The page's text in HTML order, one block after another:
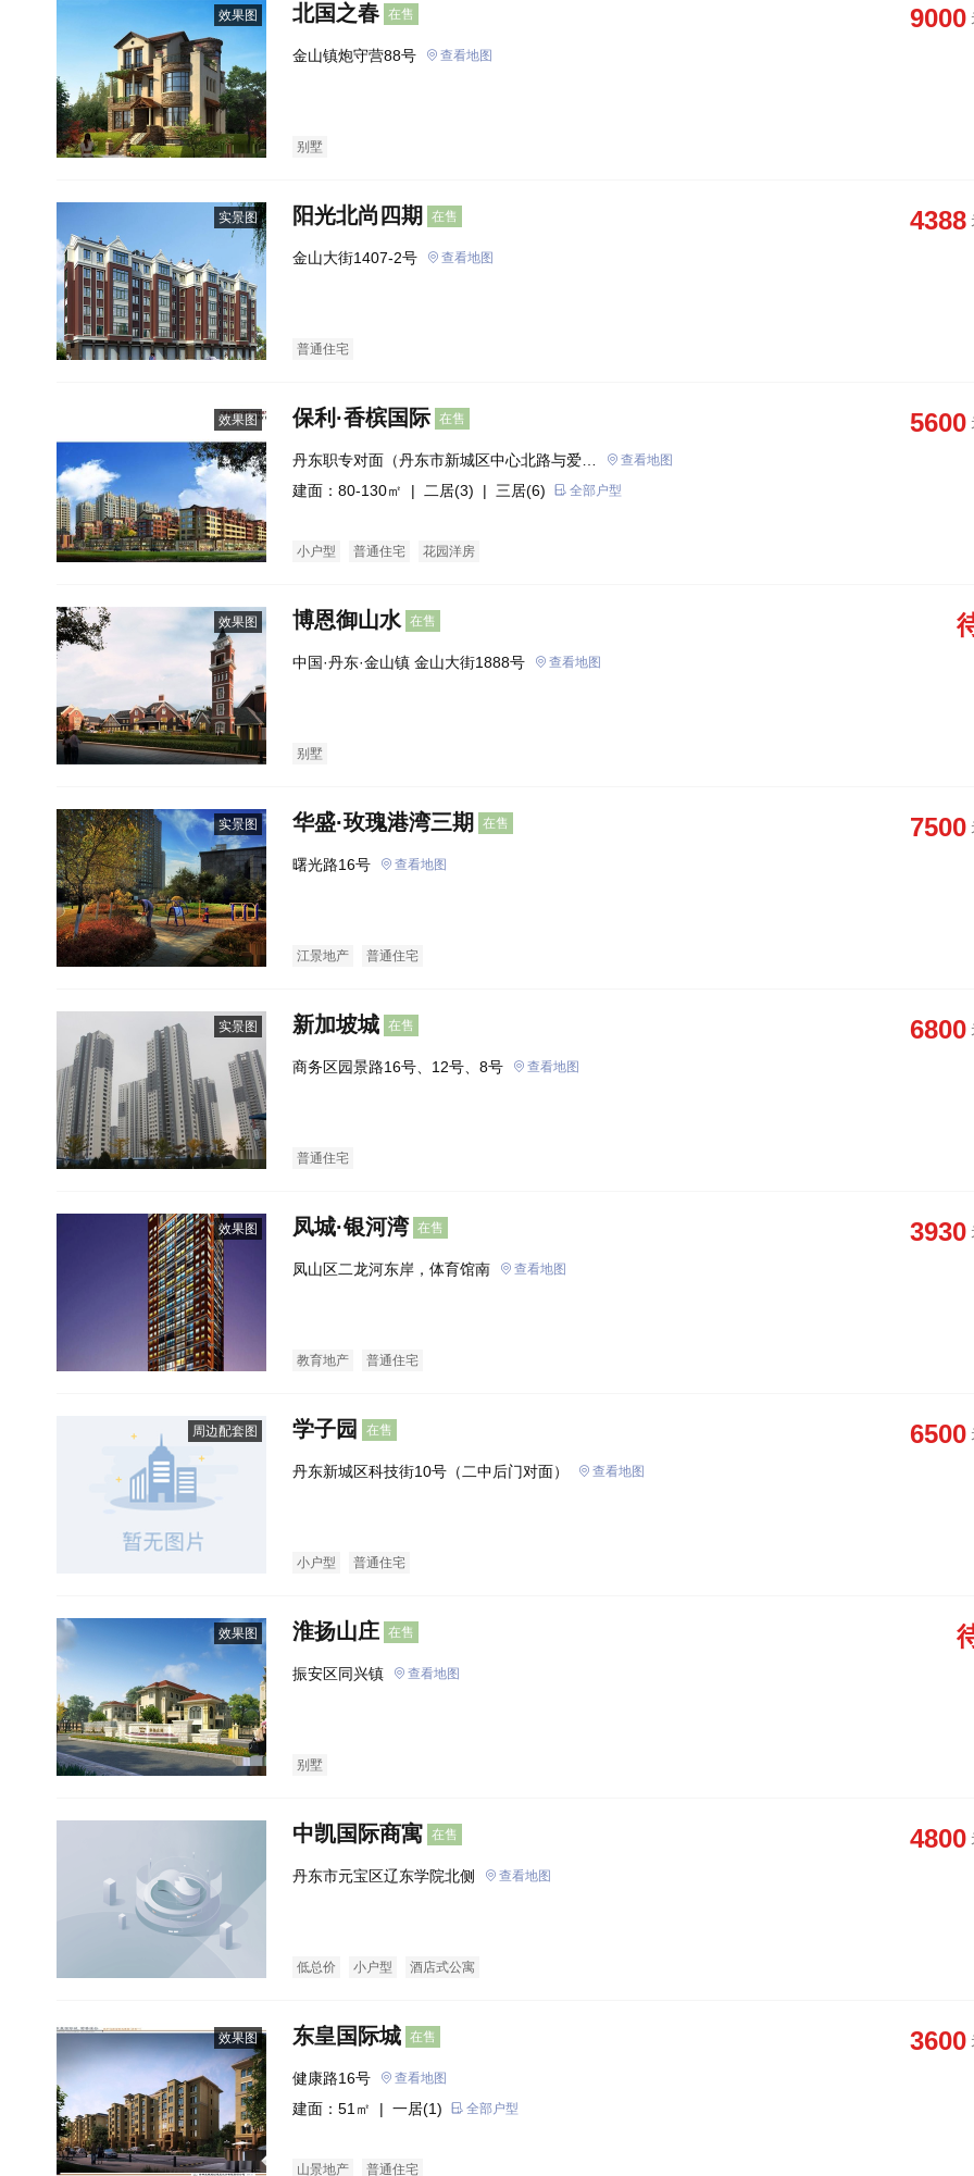
效果图 北国之春 在售 9000
金山镇炮守营88号 查看地图
别墅
实景图 阳光北尚四期 在售 4388
金山大街1407-2号 查看地图
普通住宅
效果图 保利·香槟国际 在售 5600
丹东职专对面（丹东市新城区中心北路与爱河
大街交汇处）
查看地图
建面：80-130㎡ | 二居(3) | 三居(6) 全部户型
小户型 普通住宅 花园洋房
效果图 博恩御山水 在售
中国·丹东·金山镇 金山大街1888号 查看地图
别墅
实景图 华盛·玫瑰港湾三期 在售 7500
曙光路16号 查看地图
江景地产 普通住宅
实景图 新加坡城 在售 6800
商务区园景路16号、12号、8号 查看地图
普通住宅
效果图 凤城·银河湾 在售 3930
凤山区二龙河东岸，体育馆南 查看地图
教育地产 普通住宅
周边配套图 学子园 在售 6500
丹东新城区科技街10号（二中后门对面） 查看地图
小户型 普通住宅
效果图 淮扬山庄 在售
振安区同兴镇 查看地图
别墅
中凯国际商寓 在售 4800
丹东市元宝区辽东学院北侧 查看地图
低总价 小户型 酒店式公寓
效果图 东皇国际城 在售 3600
健康路16号 查看地图
建面：51㎡ | 一居(1) 全部户型
山景地产 普通住宅